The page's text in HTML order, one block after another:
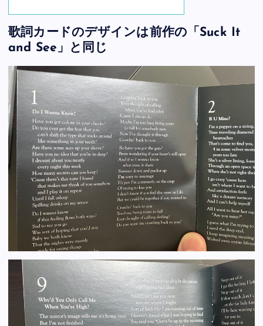
歌詞カードのデザインは前作の「Suck It
and See」と同じ